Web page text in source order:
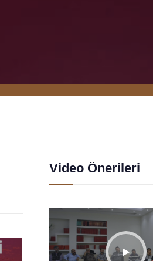
Video Önerileri